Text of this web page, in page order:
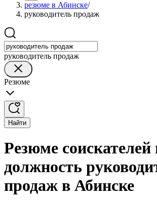
резюме в Абинске/
руководитель продаж
руководитель продаж
Резюме
Найти
Резюме соискателей
должность
продаж в Абинске